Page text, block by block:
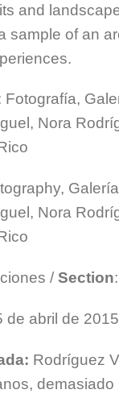
and
sample of an
Fotografía,
Nora
Nora
/ Section
de abril de 2015
Rodríguez